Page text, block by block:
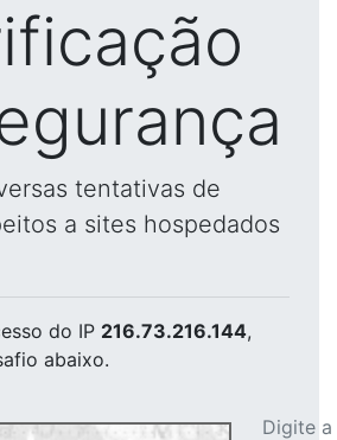
tentativas de
a sites hospedados
do IP 216.73.216.144,
abaixo.
Digite